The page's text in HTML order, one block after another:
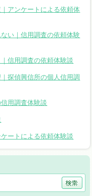
アンケートによる依頼体
い｜信用調査の依頼体験
信用調査の依頼体験談
探偵興信所の個人信用調
用調査体験談
ートによる依頼体験談